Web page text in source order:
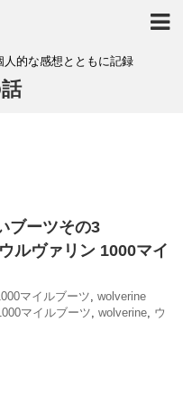
的な感想とともに記録
ブーツその3
ルヴァリン 1000マイ
マイルブーツ, wolverine
マイルブーツ, wolverine, ウ